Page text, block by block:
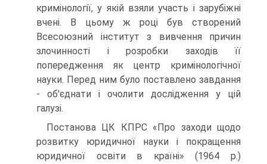
кримінології, у якій взяли участь і зарубіжні
вчені. В цьому ж році був створений
Всесоюзний інститут з вивчення причин
злочинності і розробки заходів її
попередження як центр кримінологічної
науки. Перед ним було поставлено завдання
- об'єднати і очолити дослідження у цій
галузі.
Постанова ЦК КПРС «Про заходи щодо
розвитку юридичної науки і покращення
юридичної освіти в країні» (1964 р.)